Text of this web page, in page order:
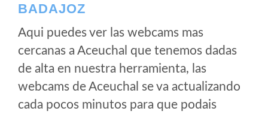
BADAJOZ
Aqui puedes ver las webcams mas
cercanas a Aceuchal que tenemos dadas
de alta en nuestra herramienta, las
webcams de Aceuchal se va actualizando
cada pocos minutos para que podais